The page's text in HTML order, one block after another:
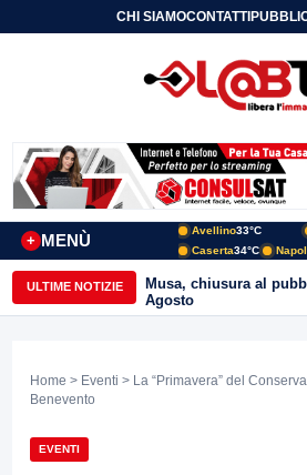
CHI SIAMOCONTATTI
MENÙ
+
Avellino33°C
Caserta34°C
ULTIME NOTIZIE
Musa, chiusura al
Agosto
Home > Eventi > La “Primavera” del
Benevento
EVENTI